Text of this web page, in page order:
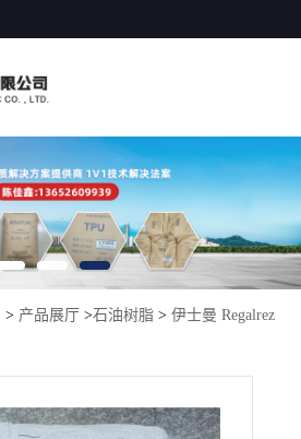
> 产品展厅 >石油树脂 > 伊士曼 Regalrez